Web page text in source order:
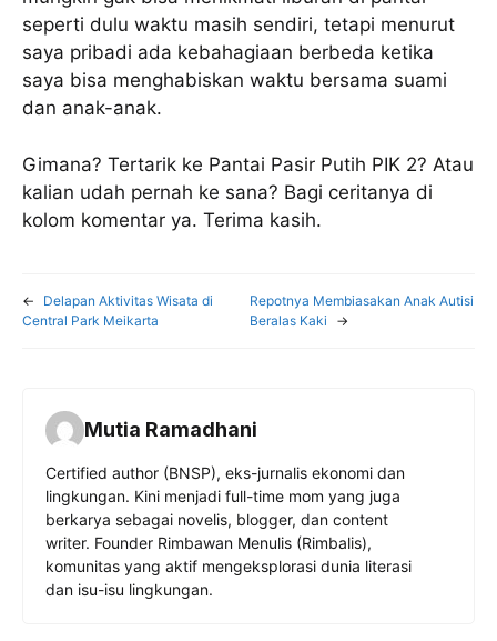
seperti dulu waktu masih sendiri, tetapi menurut
saya pribadi ada kebahagiaan berbeda ketika
saya bisa menghabiskan waktu bersama suami
dan anak-anak.
Gimana? Tertarik ke Pantai Pasir Putih PIK 2? Atau
kalian udah pernah ke sana? Bagi ceritanya di
kolom komentar ya. Terima kasih.
←
Delapan Aktivitas Wisata di
Central Park Meikarta
Repotnya Membiasakan Anak Autisi
Beralas Kaki
→
Mutia Ramadhani
Certified author (BNSP), eks-jurnalis ekonomi dan
lingkungan. Kini menjadi full-time mom yang juga
berkarya sebagai novelis, blogger, dan content
writer. Founder Rimbawan Menulis (Rimbalis),
komunitas yang aktif mengeksplorasi dunia literasi
dan isu-isu lingkungan.